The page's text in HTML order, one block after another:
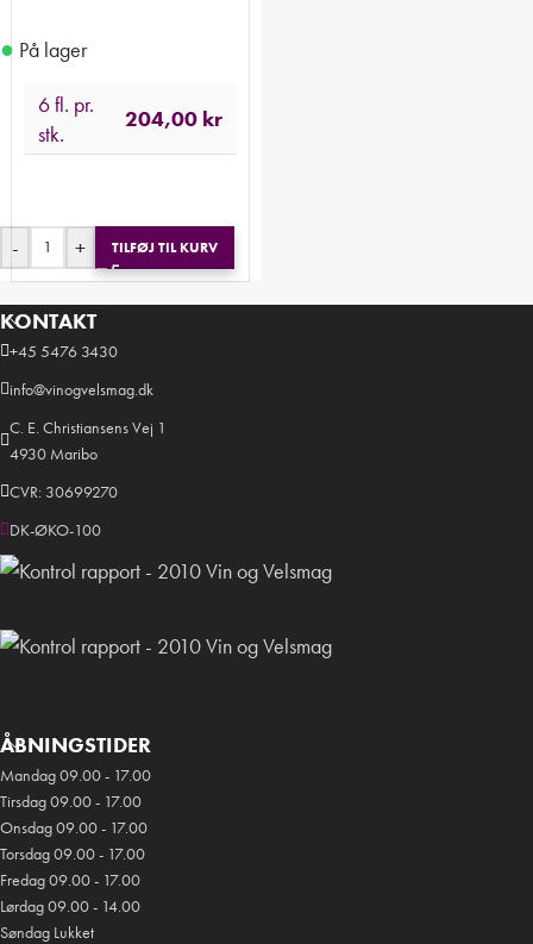
● På lager
6 fl. pr.
stk.
204,00 kr
- + TILFØJ TIL KURV
KONTAKT
+45 5476 3430
info@vinogvelsmag.dk
C. E. Christiansens Vej 1
4930 Maribo
CVR: 30699270
DK-ØKO-100
ÅBNINGSTIDER
Mandag 09.00 - 17.00
Tirsdag 09.00 - 17.00
Onsdag 09.00 - 17.00
Torsdag 09.00 - 17.00
Fredag 09.00 - 17.00
Lørdag 09.00 - 14.00
Søndag Lukket